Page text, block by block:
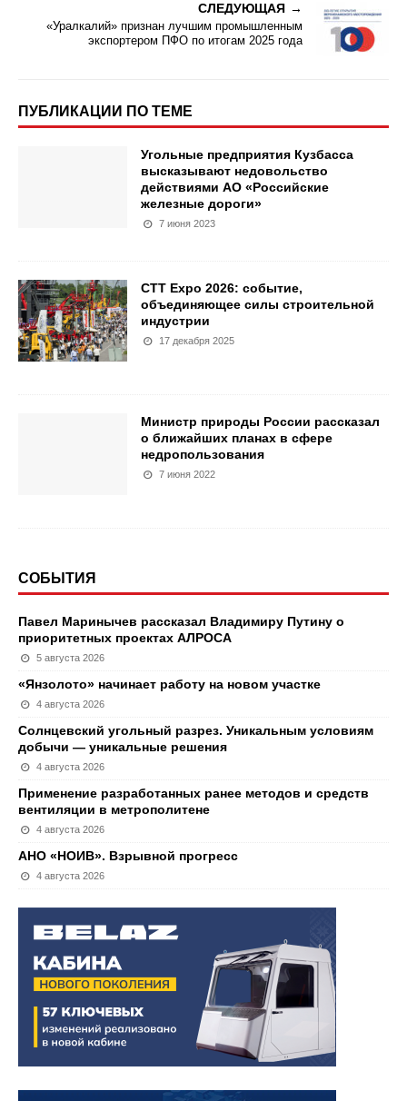
СЛЕДУЮЩАЯ
«Уралкалий» признан лучшим промышленным
экспортером ПФО по итогам 2025 года
ПУБЛИКАЦИИ ПО ТЕМЕ
Угольные предприятия Кузбасса
высказывают недовольство
действиями АО «Российские
железные дороги»
7 июня 2023
CTT Expo 2026: событие,
объединяющее силы строительной
индустрии
17 декабря 2025
Министр природы России рассказал
о ближайших планах в сфере
недропользования
7 июня 2022
СОБЫТИЯ
Павел Маринычев рассказал Владимиру Путину о
приоритетных проектах АЛРОСА
5 августа 2026
«Янзолото» начинает работу на новом участке
4 августа 2026
Солнцевский угольный разрез. Уникальным условиям
добычи — уникальные решения
4 августа 2026
Применение разработанных ранее методов и средств
вентиляции в метрополитене
4 августа 2026
АНО «НОИВ». Взрывной прогресс
4 августа 2026